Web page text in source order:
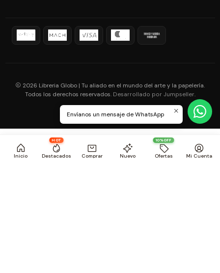
Inicio
HOT
Destacados Comprar Nuevo
10%OFF
Ofertas Mi Cuenta
2026 Libreria Globo | Tu aliado en el mundo del arte y la papelería.
Todos los derechos reservados. Desarrollado por Jumpseller.
Envíanos un mensaje de WhatsApp